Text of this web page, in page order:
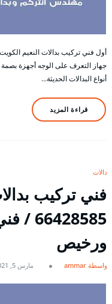
أول فني تركيب بدالات النعيم
جهاز التعرف على الوجه أجهزة
أنواع البدالات الحديثة…
قراءة المزيد
بدالات
فني تركيب
ورخيص
بواسطة ammar مارس 5, 2021